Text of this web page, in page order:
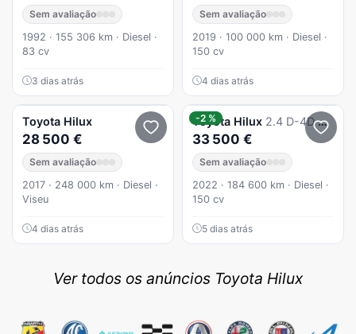
Sem avaliação
1992 · 155 306 km · Diesel ·
83 cv
3 dias atrás
Sem avaliação
2019 · 100 000 km · Diesel ·
150 cv
4 dias atrás
Toyota Hilux
28 500 €
Sem avaliação
2017 · 248 000 km · Diesel ·
Viseu
4 dias atrás
-2 %
Toyota Hilux 2.4 D-4D 4WD CD CM
33 500 €
Sem avaliação
2022 · 184 600 km · Diesel ·
150 cv
5 dias atrás
Ver todos os anúncios Toyota Hilux